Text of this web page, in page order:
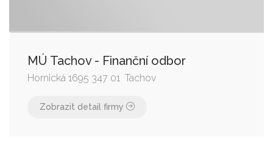
MÚ Tachov - Finanční odbor
Hornická 1695 347 01 Tachov
Zobrazit detail firmy